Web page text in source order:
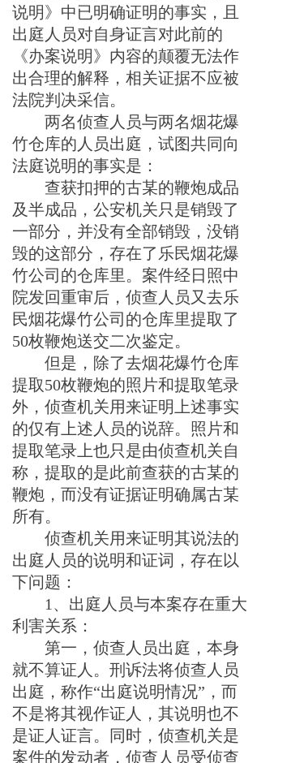
说明》中已明确证明的事实， 且
出庭人员对自身证言对此前的
《办案说明》 内容的颠覆无法作
出合理的解释，相关证据不应被
法院判决采信。
两名侦查人员与两名烟花爆
竹仓库的人员出庭，试图共同向
法庭说明的事实是：
查获扣押的古某的鞭炮成品
及半成品，公安机关只是销毁了
一部分，并没有全部销毁，没销
毁的这部分，存在了乐民烟花爆
竹公司的仓库里。案件经日照中
院发回重审后，侦查人员又去乐
民烟花爆竹公司的仓库里提取了
50枚鞭炮送交二次鉴定。
但是， 除了去烟花爆竹仓库
提取50枚鞭炮的照片和提取笔录
外， 侦查机关用来证明上述事实
的仅有上述人员的说辞。照片和
提取笔录上也只是由侦查机关自
称 ， 提取的是此前查获的古某的
鞭炮，而没有证据证明确属古某
所有。
侦查机关用来证明其说法的
出庭人员的说明和证词 ，存在以
下问题：
1、 出庭人员与本案存在重大
利害关系：
第一，侦查人员出庭，本身
就不算证人。刑诉法将侦查人员
出庭，称作“出庭说明情况”，而
不是将其视作证人 ，其说明也不
是证人证言。同时， 侦查机关是
案件的发动者，侦查人员受侦查